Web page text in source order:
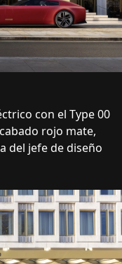
con el Type 00
rojo mate,
del jefe de diseño